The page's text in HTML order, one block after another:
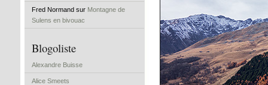
Fred Normand sur Montagne de
Sulens en bivouac
Blogoliste
Alexandre Buisse
Alice Smeets